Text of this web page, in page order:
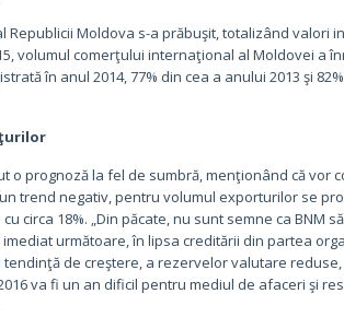
Republicii Moldova s-a prăbuşit, totalizând valori
volumul comerţului internaţional al Moldovei a
în anul 2014, 77% din cea a anului 2013 şi
o prognoză la fel de sumbră, menţionând că vor
trend negativ, pentru volumul exporturilor se
circa 18%. „Din păcate, nu sunt semne ca BNM
următoare, în lipsa creditării din partea
de creştere, a rezervelor valutare reduse,
va fi un an dificil pentru mediul de afaceri şi